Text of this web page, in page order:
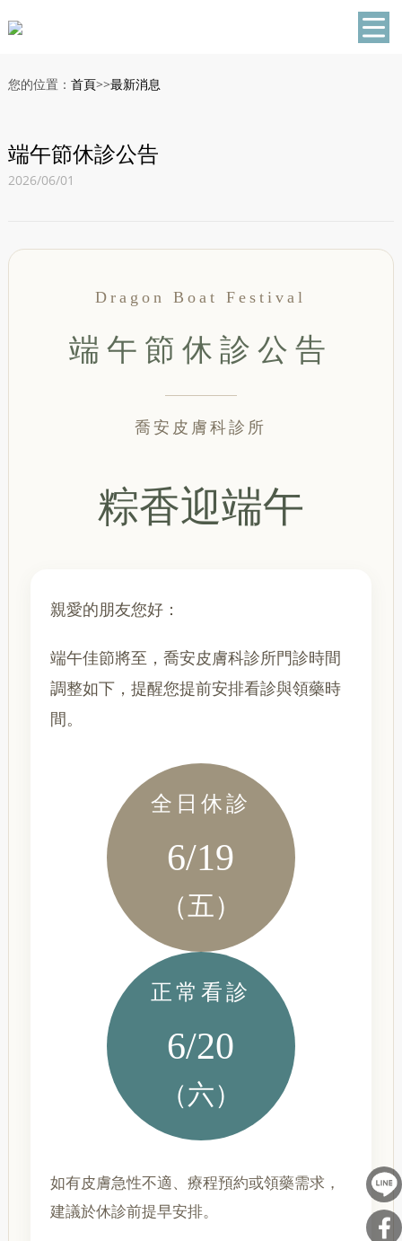
您的位置： 首頁>>最新消息
端午節休診公告
2026/06/01
Dragon Boat Festival
端午節休診公告
喬安皮膚科診所
粽香迎端午
親愛的朋友您好：
端午佳節將至，喬安皮膚科診所門診時間
調整如下，提醒您提前安排看診與領藥時
間。
全日休診
6/19
（五）
正常看診
6/20
（六）
如有皮膚急性不適、療程預約或領藥需求，
建議於休診前提早安排。